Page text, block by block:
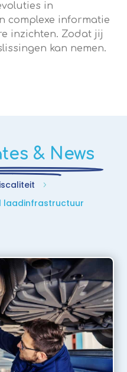
in
complexe informatie
inzichten. Zodat jij
kan nemen.
& News
5
laadinfrastructuur